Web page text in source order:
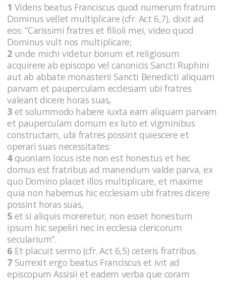
1 Videns beatus Franciscus quod numerum fratrum
Dominus vellet multiplicare (cfr. Act 6,7), dixit ad
eos: “Carissimi fratres et filioli mei, video quod
Dominus vult nos multiplicare;
2 unde michi videtur bonum et religiosum
acquirere ab episcopo vel canonicis Sancti Ruphini
aut ab abbate monasterii Sancti Benedicti aliquam
parvam et pauperculam ecclesiam ubi fratres
valeant dicere horas suas,
3 et solummodo habere iuxta eam aliquam parvam
et pauperculam domum ex luto et vigminibus
constructam, ubi fratres possint quiescere et
operari suas necessitates:
4quoniam locus iste non est honestus et hec
domus est fratribus ad manendum valde parva, ex
quo Domino placet illos multiplicare, et maxime
quia non habemus hic ecclesiam ubi fratres dicere
possint horas suas,
5 et si aliquis moreretur, non esset honestum
ipsum hic sepeliri nec in ecclesia clericorum
secularium”.
6 Et placuit sermo (cfr. Act 6,5) ceteris fratribus.
7 Surrexit ergo beatus Franciscus et ivit ad
episcopum Assisii et eadem verba que coram